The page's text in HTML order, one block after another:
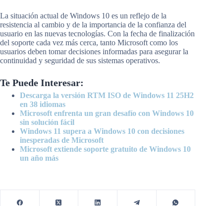
La situación actual de Windows 10 es un reflejo de la
resistencia al cambio y de la importancia de la confianza del
usuario en las nuevas tecnologías. Con la fecha de finalización
del soporte cada vez más cerca, tanto Microsoft como los
usuarios deben tomar decisiones informadas para asegurar la
continuidad y seguridad de sus sistemas operativos.
Te Puede Interesar:
Descarga la versión RTM ISO de Windows 11 25H2
en 38 idiomas
Microsoft enfrenta un gran desafío con Windows 10
sin solución fácil
Windows 11 supera a Windows 10 con decisiones
inesperadas de Microsoft
Microsoft extiende soporte gratuito de Windows 10
un año más